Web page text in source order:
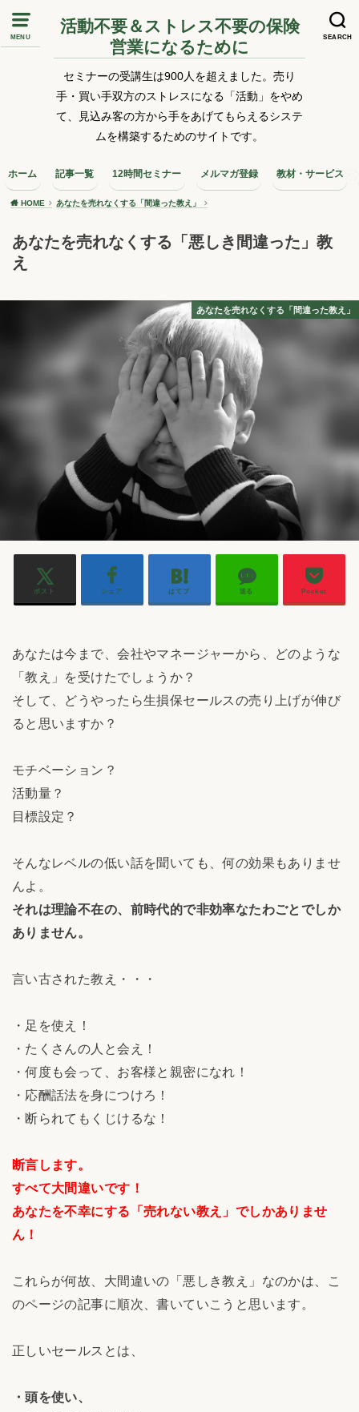
MENU SEARCH
活動不要＆ストレス不要の保険
営業になるために
セミナーの受講生は900人を超えました。売り
手・買い手双方のストレスになる「活動」をやめ
て、見込み客の方から手をあげてもらえるシステ
ムを構築するためのサイトです。
ホーム 記事一覧 12時間セミナー メルマガ登録 教材・サービス
HOME あなたを売れなくする「間違った教え」
あなたを売れなくする「悪しき間違った」教
え
あなたを売れなくする「間違った教え」
ポスト シェア はてブ 送る Pocket
あなたは今まで、会社やマネージャーから、どのような
「教え」を受けたでしょうか？
そして、どうやったら生損保セールスの売り上げが伸び
ると思いますか？
モチベーション？
活動量？
目標設定？
そんなレベルの低い話を聞いても、何の効果もありませ
んよ。
それは理論不在の、前時代的で非効率なたわごとでしか
ありません。
言い古された教え・・・
・足を使え！
・たくさんの人と会え！
・何度も会って、お客様と親密になれ！
・応酬話法を身につけろ！
・断られてもくじけるな！
断言します。
すべて大間違いです！
あなたを不幸にする「売れない教え」でしかありませ
ん！
これらが何故、大間違いの「悪しき教え」なのかは、こ
のページの記事に順次、書いていこうと思います。
正しいセールスとは、
・頭を使い、